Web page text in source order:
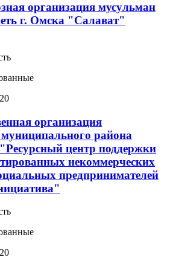
организация мусульман
г. Омска "Салават"
организация
района
центр поддержки
некоммерческих
предпринимателей